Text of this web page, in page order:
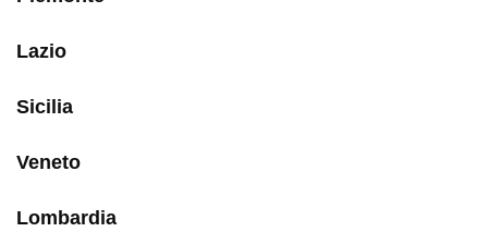
Lazio
Sicilia
Veneto
Lombardia